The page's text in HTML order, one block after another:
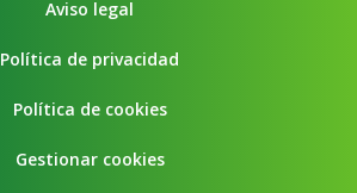
Aviso legal
Política de privacidad
Política de cookies
Gestionar cookies